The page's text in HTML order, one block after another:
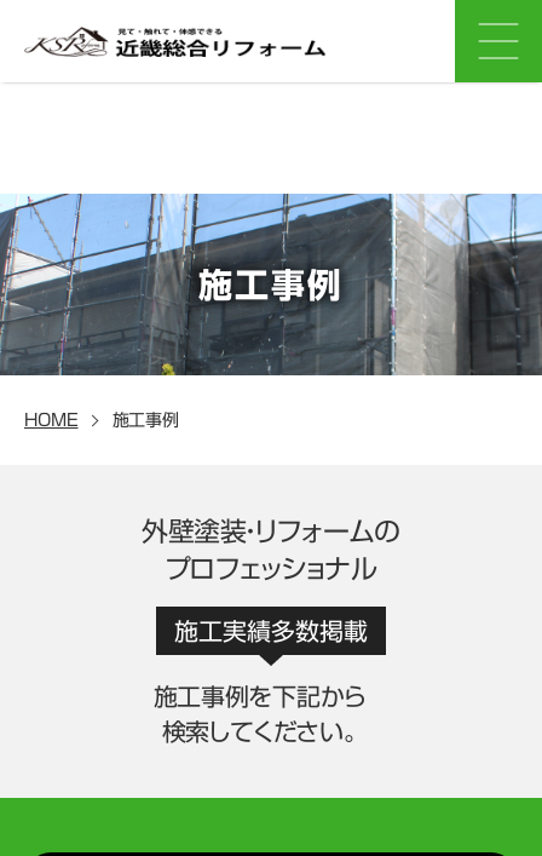
施工事例
HOME 施工事例
外壁塗装・リフォームの
プロフェッショナル
施工実績多数掲載
施工事例を下記から
検索してください。